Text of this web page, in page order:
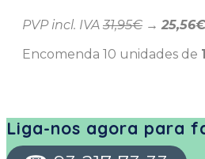
PVP incl. IVA 31,95€ →
Encomenda 10 unidades de
Liga-nos agora para